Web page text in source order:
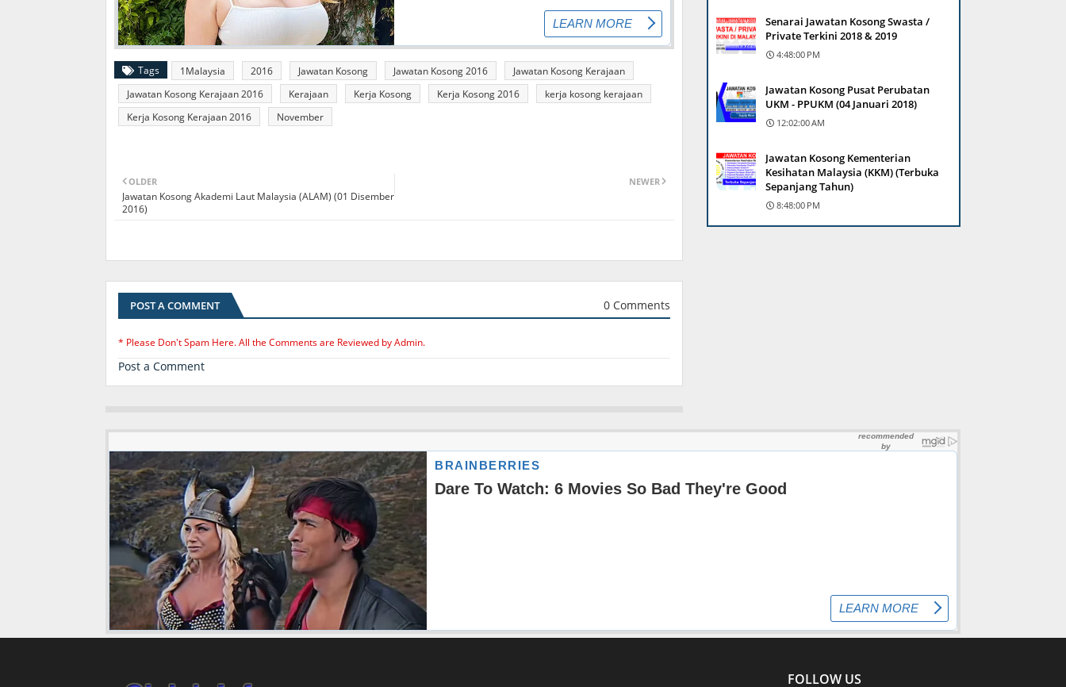
Tags 1Malaysia 2016 Jawatan Kosong Jawatan Kosong 2016
Jawatan Kosong Kerajaan
Jawatan Kosong Kerajaan 2016
Kerajaan Kerja Kosong Kerja Kosong 2016
kerja kosong kerajaan
Kerja Kosong Kerajaan 2016
November
NEWER
OLDER
Jawatan Kosong Akademi Laut Malaysia (ALAM) (01 Disember
2016)
POST A COMMENT 0 Comments
* Please Don't Spam Here. All the Comments are Reviewed by Admin.
Post a Comment
Senarai Jawatan Kosong Swasta /
Private Terkini 2018 & 2019
4:48:00 PM
Jawatan Kosong Pusat Perubatan
UKM - PPUKM (04 Januari 2018)
12:02:00 AM
Jawatan Kosong Kementerian
Kesihatan Malaysia (KKM) (Terbuka
Sepanjang Tahun)
8:48:00 PM
FOLLOW US